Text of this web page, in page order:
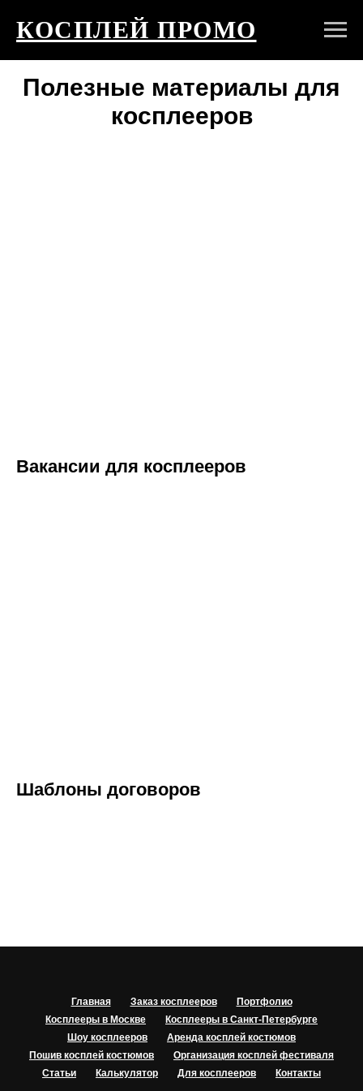
КОСПЛЕЙ ПРОМО
Полезные материалы для
косплееров
Вакансии для косплееров
Шаблоны договоров
Главная Заказ косплееров
Портфолио
Косплееры в Москве
Косплееры в Санкт-Петербурге
Шоу косплееров
Аренда косплей костюмов
Пошив косплей костюмов
Организация косплей фестиваля
Статьи
Калькулятор Для косплееров Контакты